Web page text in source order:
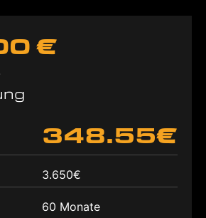
€
348.55€
3.650€
60 Monate